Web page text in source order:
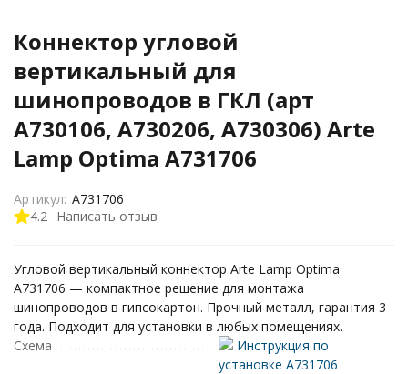
Коннектор угловой
вертикальный для
шинопроводов в ГКЛ (арт
A730106, A730206, A730306) Arte
Lamp Optima A731706
4.2 Написать отзыв
Артикул: A731706
Угловой вертикальный коннектор Arte Lamp Optima
A731706 — компактное решение для монтажа
шинопроводов в гипсокартон. Прочный металл, гарантия 3
года. Подходит для установки в любых помещениях.
Схема
Инструкция по
установке A731706